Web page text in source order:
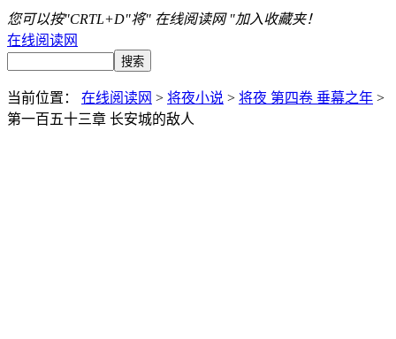
您可以按"CRTL+D"将" 在线阅读网 "加入收藏夹！
在线阅读网
当前位置： 在线阅读网 > 将夜小说 > 将夜 第四卷 垂幕之年 >
第一百五十三章 长安城的敌人